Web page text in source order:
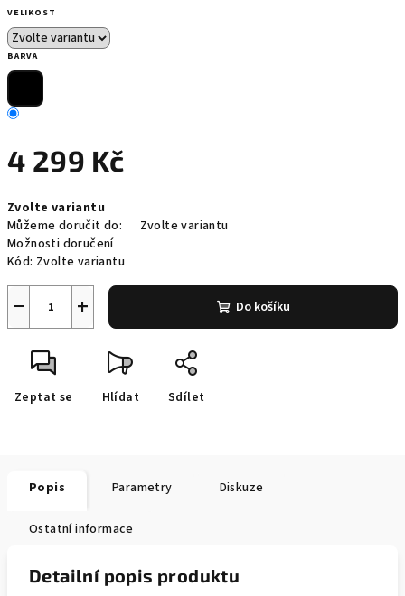
VELIKOST
BARVA
4 299 Kč
cena:
Zvolte variantu
Můžeme doručit do:
Zvolte variantu
Možnosti doručení
Kód: Zvolte variantu
+
− Do košíku
Zeptat se Hlídat Sdílet
Popis Parametry Diskuze
Ostatní informace
Detailní popis produktu